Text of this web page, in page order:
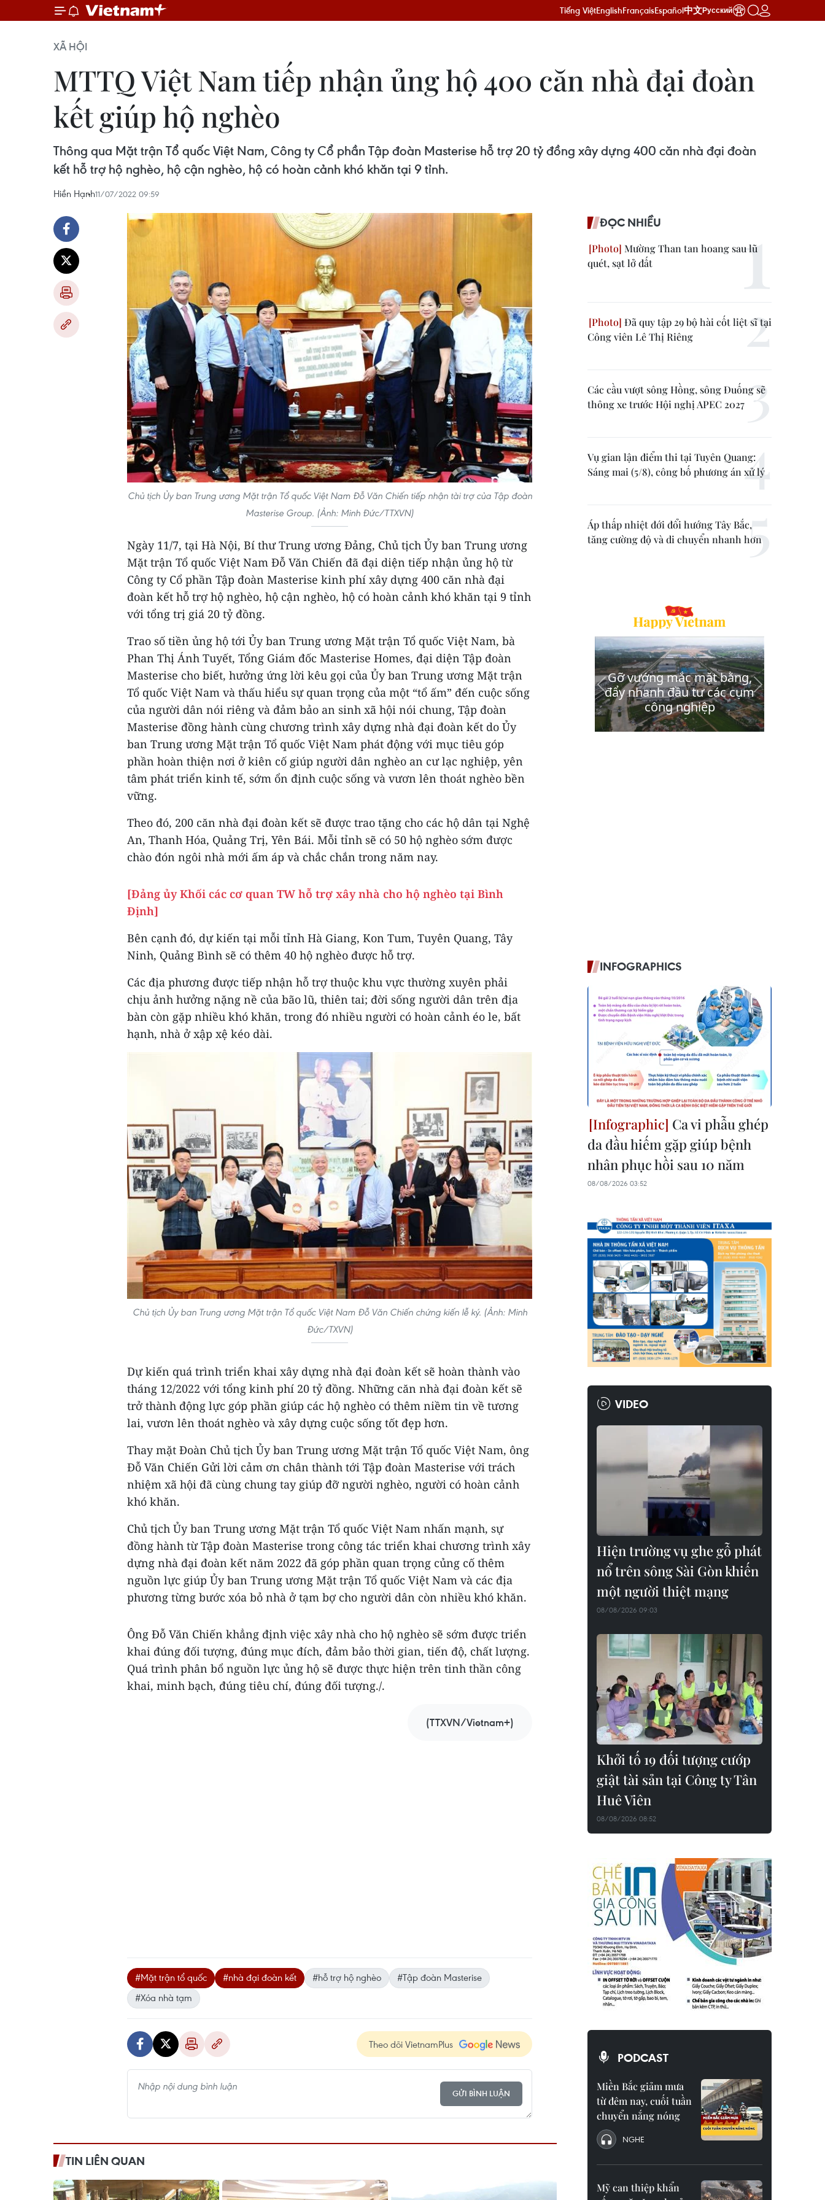
Tiếng ViệtEnglishFrançaisEspañol中文Русский
XÃ HỘI
MTTQ Việt Nam tiếp nhận ủng hộ 400 căn nhà đại đoàn
kết giúp hộ nghèo
Thông qua Mặt trận Tổ quốc Việt Nam, Công ty Cổ phần Tập đoàn Masterise hỗ trợ 20 tỷ đồng xây dựng 400 căn nhà đại đoàn
kết hỗ trợ hộ nghèo, hộ cận nghèo, hộ có hoàn cảnh khó khăn tại 9 tỉnh.
Hiền Hạnh11/07/2022 09:59
Chủ tịch Ủy ban Trung ương Mặt trận Tổ quốc Việt Nam Đỗ Văn Chiến tiếp nhận tài trợ của Tập đoàn
Masterise Group. (Ảnh: Minh Đức/TTXVN)
Ngày 11/7, tại Hà Nội, Bí thư Trung ương Đảng, Chủ tịch Ủy ban Trung ương
Mặt trận Tổ quốc Việt Nam Đỗ Văn Chiến đã đại diện tiếp nhận ủng hộ từ
Công ty Cổ phần Tập đoàn Masterise kinh phí xây dựng 400 căn nhà đại
đoàn kết hỗ trợ hộ nghèo, hộ cận nghèo, hộ có hoàn cảnh khó khăn tại 9 tỉnh
với tổng trị giá 20 tỷ đồng.
Trao số tiền ủng hộ tới Ủy ban Trung ương Mặt trận Tổ quốc Việt Nam, bà
Phan Thị Ánh Tuyết, Tổng Giám đốc Masterise Homes, đại diện Tập đoàn
Masterise cho biết, hưởng ứng lời kêu gọi của Ủy ban Trung ương Mặt trận
Tổ quốc Việt Nam và thấu hiểu sự quan trọng của một “tổ ấm” đến cuộc sống
của người dân nói riêng và đảm bảo an sinh xã hội nói chung, Tập đoàn
Masterise đồng hành cùng chương trình xây dựng nhà đại đoàn kết do Ủy
ban Trung ương Mặt trận Tổ quốc Việt Nam phát động với mục tiêu góp
phần hoàn thiện nơi ở kiên cố giúp người dân nghèo an cư lạc nghiệp, yên
tâm phát triển kinh tế, sớm ổn định cuộc sống và vươn lên thoát nghèo bền
vững.
Theo đó, 200 căn nhà đại đoàn kết sẽ được trao tặng cho các hộ dân tại Nghệ
An, Thanh Hóa, Quảng Trị, Yên Bái. Mỗi tỉnh sẽ có 50 hộ nghèo sớm được
chào đón ngôi nhà mới ấm áp và chắc chắn trong năm nay.
[Đảng ủy Khối các cơ quan TW hỗ trợ xây nhà cho hộ nghèo tại Bình
Định]
Bên cạnh đó, dự kiến tại mỗi tỉnh Hà Giang, Kon Tum, Tuyên Quang, Tây
Ninh, Quảng Bình sẽ có thêm 40 hộ nghèo được hỗ trợ.
Các địa phương được tiếp nhận hỗ trợ thuộc khu vực thường xuyên phải
chịu ảnh hưởng nặng nề của bão lũ, thiên tai; đời sống người dân trên địa
bàn còn gặp nhiều khó khăn, trong đó nhiều người có hoàn cảnh éo le, bất
hạnh, nhà ở xập xệ kéo dài.
Chủ tịch Ủy ban Trung ương Mặt trận Tổ quốc Việt Nam Đỗ Văn Chiến chứng kiến lễ ký. (Ảnh: Minh
Đức/TXVN)
Dự kiến quá trình triển khai xây dựng nhà đại đoàn kết sẽ hoàn thành vào
tháng 12/2022 với tổng kinh phí 20 tỷ đồng. Những căn nhà đại đoàn kết sẽ
trở thành động lực góp phần giúp các hộ nghèo có thêm niềm tin về tương
lai, vươn lên thoát nghèo và xây dựng cuộc sống tốt đẹp hơn.
Thay mặt Đoàn Chủ tịch Ủy ban Trung ương Mặt trận Tổ quốc Việt Nam, ông
Đỗ Văn Chiến Gửi lời cảm ơn chân thành tới Tập đoàn Masterise với trách
nhiệm xã hội đã cùng chung tay giúp đỡ người nghèo, người có hoàn cảnh
khó khăn.
Chủ tịch Ủy ban Trung ương Mặt trận Tổ quốc Việt Nam nhấn mạnh, sự
đồng hành từ Tập đoàn Masterise trong công tác triển khai chương trình xây
dựng nhà đại đoàn kết năm 2022 đã góp phần quan trọng củng cố thêm
nguồn lực giúp Ủy ban Trung ương Mặt trận Tổ quốc Việt Nam và các địa
phương từng bước xóa bỏ nhà ở tạm bợ cho người dân còn nhiều khó khăn.
Ông Đỗ Văn Chiến khẳng định việc xây nhà cho hộ nghèo sẽ sớm được triển
khai đúng đối tượng, đúng mục đích, đảm bảo thời gian, tiến độ, chất lượng.
Quá trình phân bổ nguồn lực ủng hộ sẽ được thực hiện trên tinh thần công
khai, minh bạch, đúng tiêu chí, đúng đối tượng./.
(TTXVN/Vietnam+)
#Mặt trận tổ quốc #nhà đại đoàn kết #hỗ trợ hộ nghèo
#Tập đoàn Masterise
#Xóa nhà tạm
Theo dõi VietnamPlus
GỬI BÌNH LUẬN
TIN LIÊN QUAN
ĐỌC NHIỀU
Mường Than tan hoang sau lũ
quét, sạt lở đất
Đã quy tập 29 bộ hài cốt liệt sĩ tại
Công viên Lê Thị Riêng
Các cầu vượt sông Hồng, sông Đuống sẽ
thông xe trước Hội nghị APEC 2027
Vụ gian lận điểm thi tại Tuyên Quang:
Sáng mai (5/8), công bố phương án xử lý
Áp thấp nhiệt đới đổi hướng Tây Bắc,
tăng cường độ và di chuyển nhanh hơn
INFOGRAPHICS
Ca vi phẫu ghép
da đầu hiếm gặp giúp bệnh
nhân phục hồi sau 10 năm
08/08/2026 03:52
VIDEO
Hiện trường vụ ghe gỗ phát
nổ trên sông Sài Gòn khiến
một người thiệt mạng
08/08/2026 09:03
Khởi tố 19 đối tượng cướp
giật tài sản tại Công ty Tân
Huê Viên
08/08/2026 08:52
PODCAST
Miền Bắc giảm mưa
từ đêm nay, cuối tuần
chuyển nắng nóng
NGHE
Mỹ can thiệp khẩn